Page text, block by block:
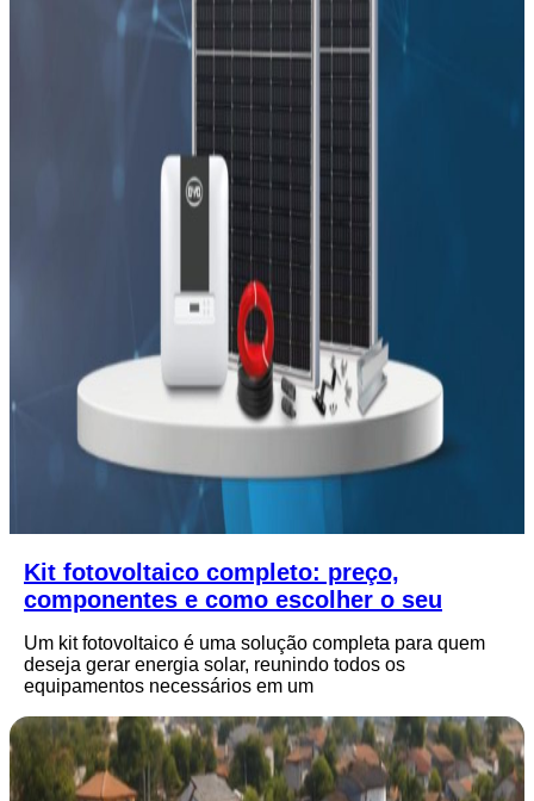
Kit fotovoltaico completo: preço,
componentes e como escolher o seu
Um kit fotovoltaico é uma solução completa para quem
deseja gerar energia solar, reunindo todos os
equipamentos necessários em um